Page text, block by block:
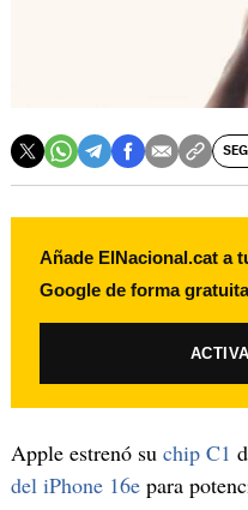
Añade ElNacional.cat a
Google de forma gratuita
Apple estrenó su chip C1
del iPhone 16epara